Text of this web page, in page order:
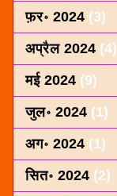
फ़र॰ 2024 (3)
अप्रैल 2024 (4)
मई 2024 (9)
जुल॰ 2024 (1)
अग॰ 2024 (1)
सित॰ 2024 (2)